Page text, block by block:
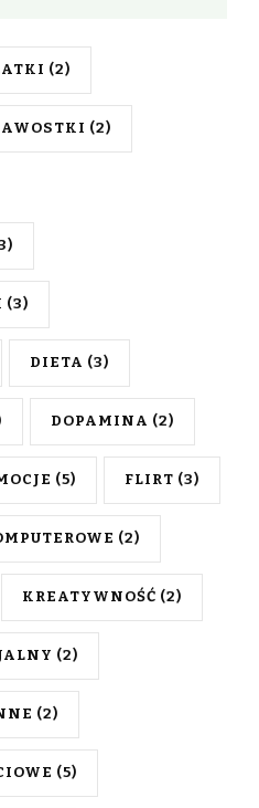
(2)
(2)
(3)
DIETA (3)
DOPAMINA (2)
(5) FLIRT (3)
(2)
KREATYWNOŚĆ (2)
(2)
(2)
(5)